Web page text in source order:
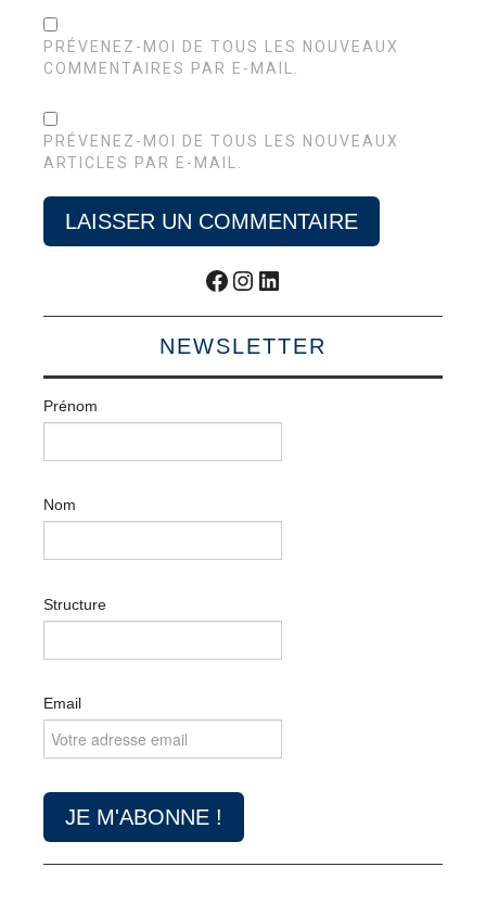
PRÉVENEZ-MOI DE TOUS LES NOUVEAUX
COMMENTAIRES PAR E-MAIL.
PRÉVENEZ-MOI DE TOUS LES NOUVEAUX
ARTICLES PAR E-MAIL.
Facebook
Instagram
LinkedIn
NEWSLETTER
Prénom
Nom
Structure
Email